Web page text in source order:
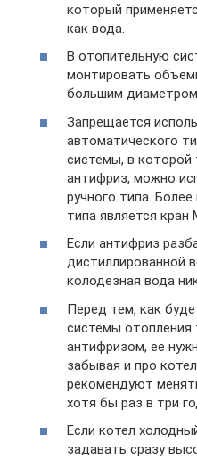
который
как вода.
В отопительную
монтировать
большим
Запрещается
автоматического
системы, в которой
антифриз, можно
ручного типа.
типа является кран
Если антифриз
дистиллированной
колодезная вода
Перед тем, как
системы отопления
антифризом, ее
забывая и про
рекомендуют
хотя бы раз в три
Если котел
задавать сразу